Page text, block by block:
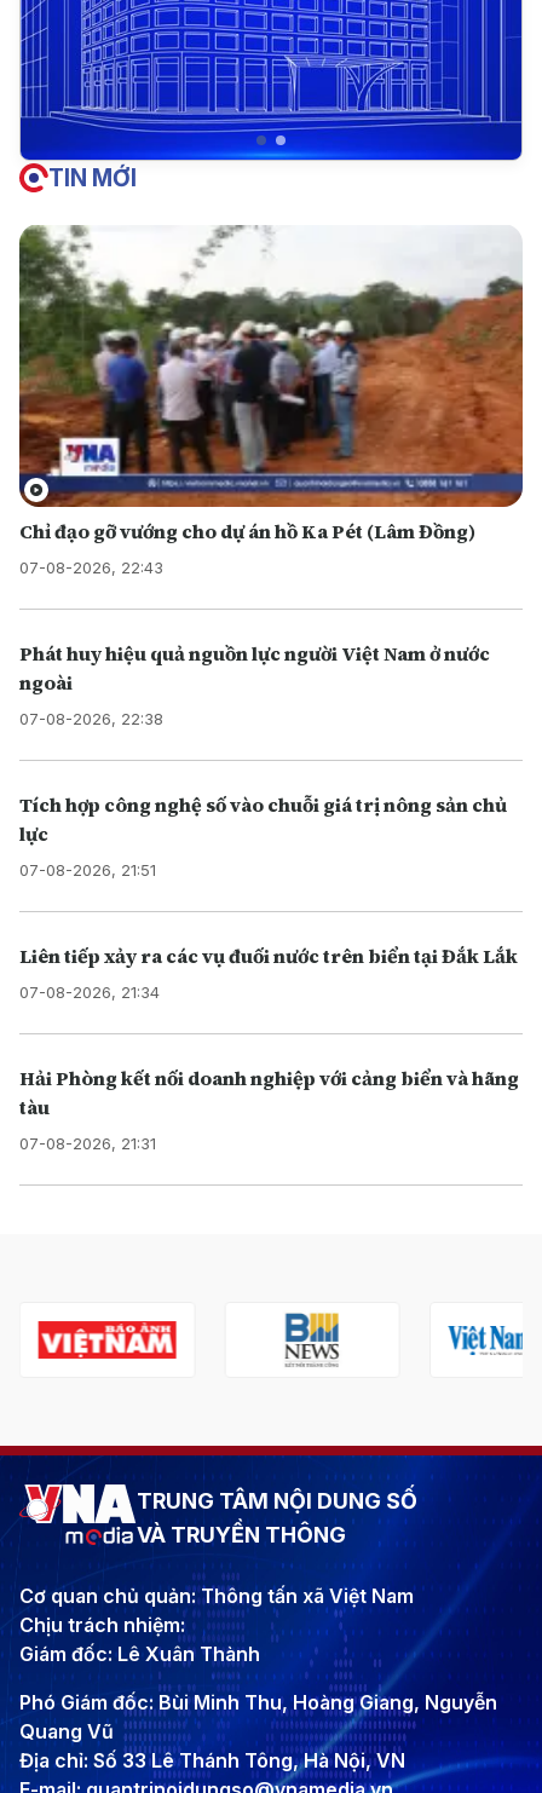
TIN MỚI
Chỉ đạo gỡ vướng cho dự án hồ Ka Pét (Lâm Đồng)
07-08-2026, 22:43
Phát huy hiệu quả nguồn lực người Việt Nam ở nước
ngoài
07-08-2026, 22:38
Tích hợp công nghệ số vào chuỗi giá trị nông sản chủ
lực
07-08-2026, 21:51
Liên tiếp xảy ra các vụ đuối nước trên biển tại Đắk Lắk
07-08-2026, 21:34
Hải Phòng kết nối doanh nghiệp với cảng biển và hãng
tàu
07-08-2026, 21:31
TRUNG TÂM NỘI DUNG SỐ
VÀ TRUYỀN THÔNG
Cơ quan chủ quản: Thông tấn xã Việt Nam
Chịu trách nhiệm:
Giám đốc: Lê Xuân Thành
Phó Giám đốc: Bùi Minh Thu, Hoàng Giang, Nguyễn
Quang Vũ
Địa chỉ: Số 33 Lê Thánh Tông, Hà Nội, VN